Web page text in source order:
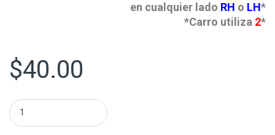
en cualquier lado RH o LH*
*Carro utiliza 2*
$40.00
Buje Delantero Mitsubishi Galant 1994-1998 quantity